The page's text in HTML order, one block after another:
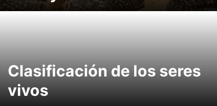
Clasificación de los seres
vivos